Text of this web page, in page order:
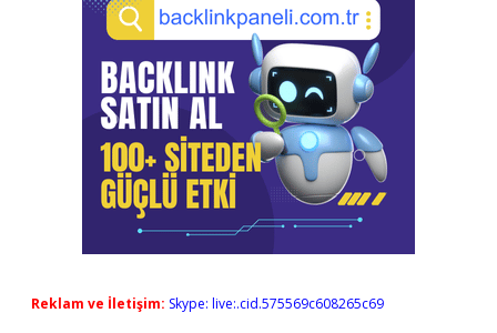
Reklam ve İletişim: Skype: live:.cid.575569c608265c69